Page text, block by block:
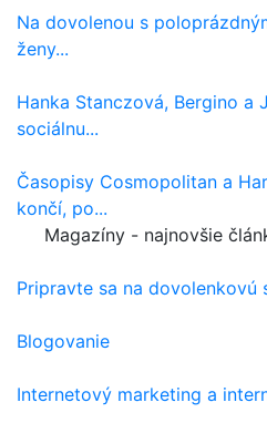
Na dovolenou s
ženy...
Hanka Stanczová, Bergino a
sociálnu...
Časopisy Cosmopolitan a
končí, po...
Magazíny - najnovšie
Pripravte sa na dovolenkovú
Blogovanie
Internetový marketing a